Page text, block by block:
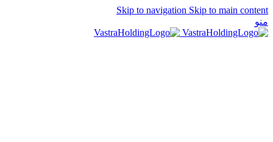
Skip to navigation Skip to main content
منو